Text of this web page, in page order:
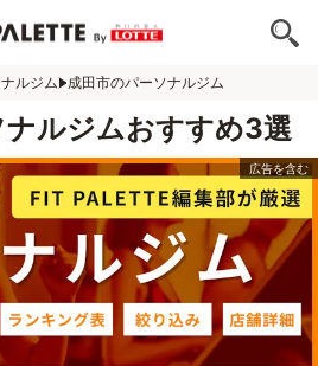
ルジム 成田市のパーソナルジム
ナルジムおすすめ3選